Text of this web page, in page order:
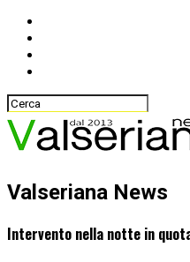
Valseriana News
Intervento nella notte in